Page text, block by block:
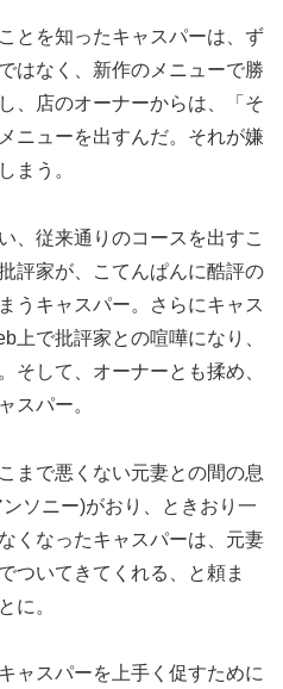
とを知ったキャスパーは、ず
はなく、新作のメニューで勝
、店のオーナーからは、「そ
ニューを出すんだ。それが嫌
まう。
、従来通りのコースを出すこ
評家が、こてんぱんに酷評の
うキャスパー。さらにキャス
上で批評家との喧嘩になり、
そして、オーナーとも揉め、
スパー。
まで悪くない元妻との間の息
ソニー)がおり、ときおり一
くなったキャスパーは、元妻
ついてきてくれる、と頼ま
に。
ャスパーを上手く促すために